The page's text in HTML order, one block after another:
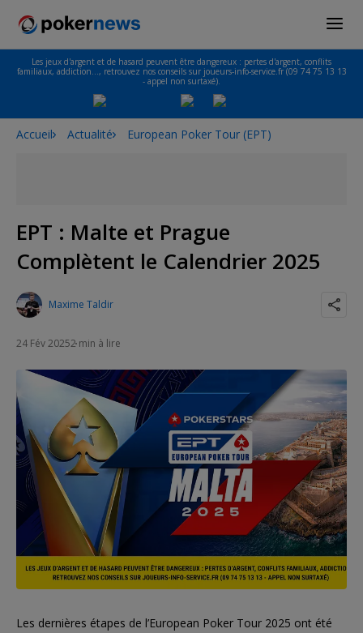
Les jeux d'argent et de hasard peuvent être dangereux : pertes d'argent, conflits
familiaux, addiction…, retrouvez nos conseils sur joueurs-info-service.fr (09 74 75 13 13
- appel non surtaxé).
Accueil Actualité European Poker Tour (EPT)
EPT : Malte et Prague
Complètent le Calendrier 2025
Maxime Taldir
24 Fév 20252 min à lire
Les dernières étapes de l’European Poker Tour 2025 ont été